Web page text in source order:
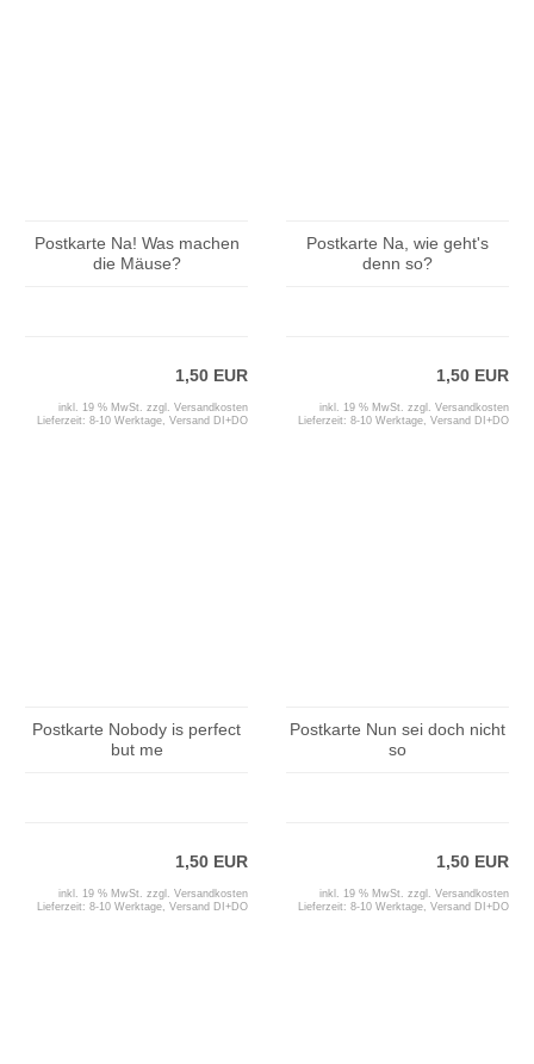
Postkarte Na! Was machen
die Mäuse?
1,50 EUR
inkl. 19 % MwSt. zzgl. Versandkosten
Lieferzeit: 8-10 Werktage, Versand DI+DO
Postkarte Na, wie geht's
denn so?
1,50 EUR
inkl. 19 % MwSt. zzgl. Versandkosten
Lieferzeit: 8-10 Werktage, Versand DI+DO
Postkarte Nobody is perfect
but me
1,50 EUR
inkl. 19 % MwSt. zzgl. Versandkosten
Lieferzeit: 8-10 Werktage, Versand DI+DO
Postkarte Nun sei doch nicht
so
1,50 EUR
inkl. 19 % MwSt. zzgl. Versandkosten
Lieferzeit: 8-10 Werktage, Versand DI+DO